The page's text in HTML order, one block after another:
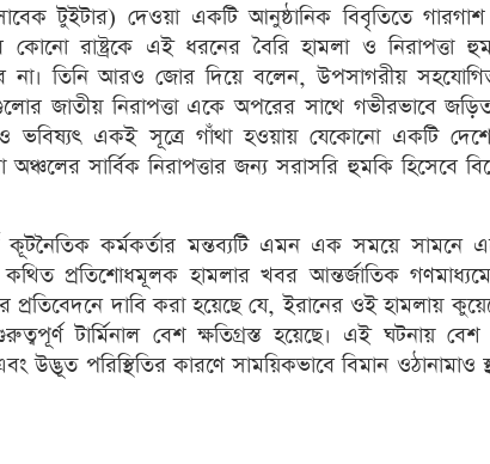
টুইটার) দেওয়া একটি আনুষ্ঠানিক বিবৃতিতে গারগাশ
রাষ্ট্রকে এই ধরনের বৈরি হামলা ও নিরাপত্তা
না। তিনি আরও জোর দিয়ে বলেন, উপসাগরীয়
জাতীয় নিরাপত্তা একে অপরের সাথে গভীরভাবে
ভবিষ্যৎ একই সূত্রে গাঁথা হওয়ায় যেকোনো একটি
সার্বিক নিরাপত্তার জন্য সরাসরি হুমকি হিসেবে
কর্মকর্তার মন্তব্যটি এমন এক সময়ে সামনে
প্রতিশোধমূলক হামলার খবর আন্তর্জাতিক
প্রতিবেদনে দাবি করা হয়েছে যে, ইরানের ওই হামলায়
টার্মিনাল বেশ ক্ষতিগ্রস্ত হয়েছে। এই ঘটনায়
পরিস্থিতির কারণে সাময়িকভাবে বিমান ওঠানামাও